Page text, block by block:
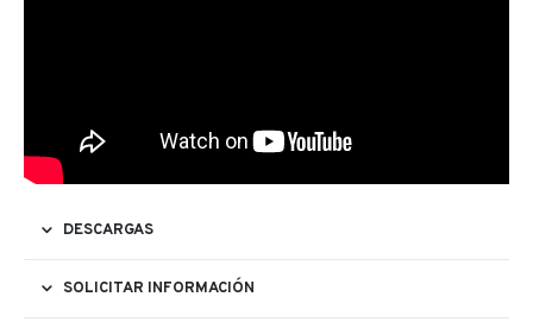
DESCARGAS
SOLICITAR INFORMACIÓN